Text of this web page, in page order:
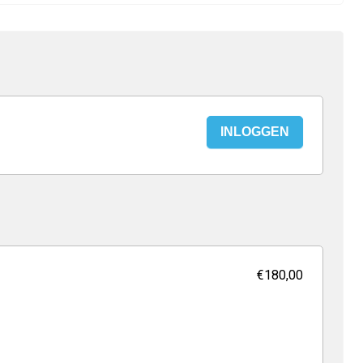
INLOGGEN
€180,00